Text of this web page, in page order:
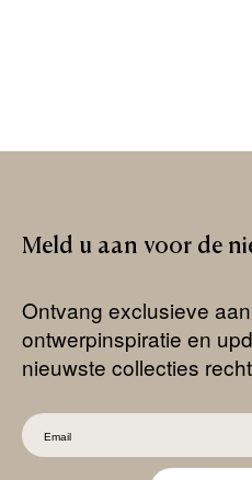
Meld u aan voor de
Ontvang exclusieve
ontwerpinspiratie en
nieuwste collecties